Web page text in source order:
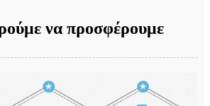
να προσφέρουμε